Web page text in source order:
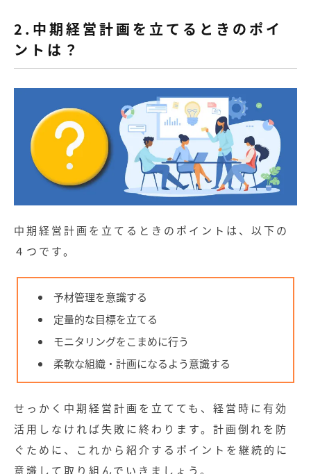
2.中期経営計画を立てるときのポイ
ントは？
中期経営計画を立てるときのポイントは、以下の
４つです。
予材管理を意識する
定量的な目標を立てる
モニタリングをこまめに行う
柔軟な組織・計画になるよう意識する
せっかく中期経営計画を立てても、経営時に有効
活用しなければ失敗に終わります。計画倒れを防
ぐために、これから紹介するポイントを継続的に
意識して取り組んでいきましょう。